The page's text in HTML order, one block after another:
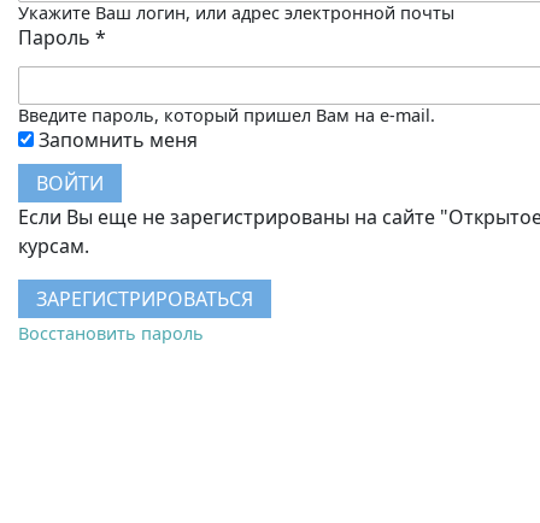
Укажите Ваш логин, или адрес электронной почты
Пароль *
Введите пароль, который пришел Вам на e-mail.
Запомнить меня
Если Вы еще не зарегистрированы на сайте
курсам.
ЗАРЕГИСТРИРОВАТЬСЯ
Восстановить пароль